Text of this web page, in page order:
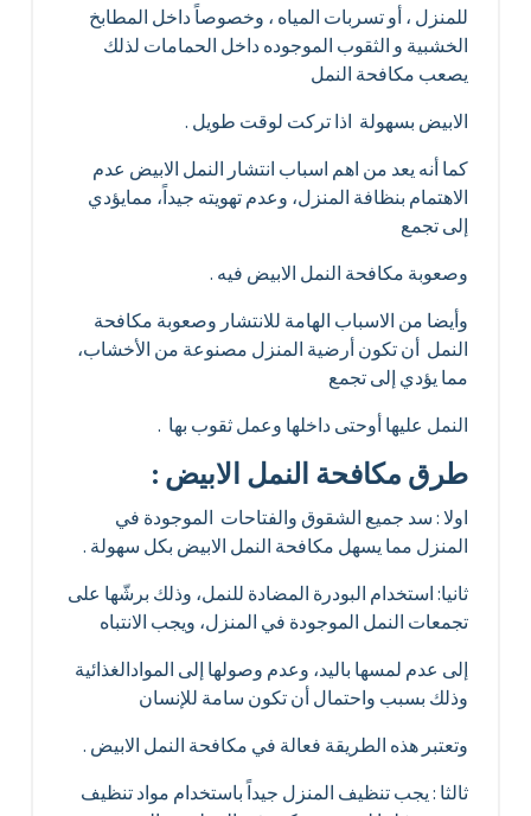
للمنزل ، أو تسربات المياه ، وخصوصاً داخل المطابخ
الخشبية و الثقوب الموجوده داخل الحمامات لذلك
يصعب مكافحة النمل
الابيض بسهولة اذا تركت لوقت طويل .
كما أنه يعد من اهم اسباب انتشار النمل الابيض عدم
الاهتمام بنظافة المنزل، وعدم تهويته جيداً، ممايؤدي
إلى تجمع
وصعوبة مكافحة النمل الابيض فيه .
وأيضا من الاسباب الهامة للانتشار وصعوبة مكافحة
النمل أن تكون أرضية المنزل مصنوعة من الأخشاب،
مما يؤدي إلى تجمع
النمل عليها أوحتى داخلها وعمل ثقوب بها .
طرق مكافحة النمل الابيض :
اولا : سد جميع الشقوق والفتاحات الموجودة في
المنزل مما يسهل مكافحة النمل الابيض بكل سهولة .
ثانيا: استخدام البودرة المضادة للنمل، وذلك برشّها على
تجمعات النمل الموجودة في المنزل، ويجب الانتباه
إلى عدم لمسها باليد، وعدم وصولها إلى الموادالغذائية
وذلك بسبب واحتمال أن تكون سامة للإنسان
وتعتبر هذه الطريقة فعالة في مكافحة النمل الابيض .
ثالثا : يجب تنظيف المنزل جيداً باستخدام مواد تنظيف